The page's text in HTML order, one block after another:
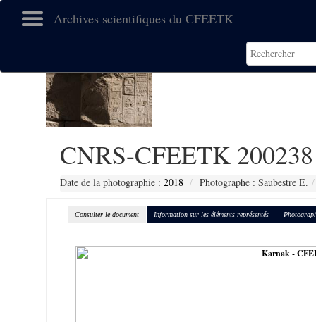
Archives scientifiques du CFEETK
CNRS-CFEETK 200238
Date de la photographie : 2018 Photographe : Saubestre E.
Consulter le document Information sur les éléments représentés